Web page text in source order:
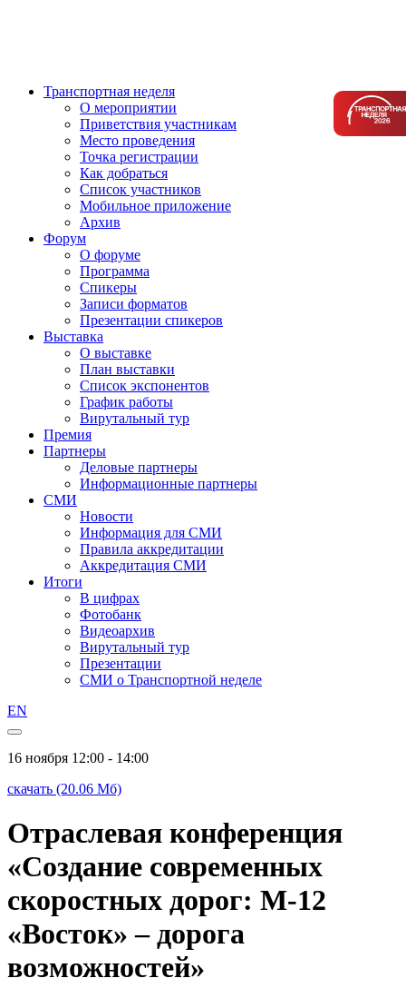
Транспортная неделя
О мероприятии
Приветствия участникам
Место проведения
Точка регистрации
Как добраться
Список участников
Мобильное приложение
Архив
Форум
О форуме
Программа
Спикеры
Записи форматов
Презентации спикеров
Выставка
О выставке
План выставки
Список экспонентов
График работы
Вирутальный тур
Премия
Партнеры
Деловые партнеры
Информационные партнеры
СМИ
Новости
Информация для СМИ
Правила аккредитации
Аккредитация СМИ
Итоги
В цифрах
Фотобанк
Видеоархив
Вирутальный тур
Презентации
СМИ о Транспортной неделе
EN
16 ноября 12:00 - 14:00
скачать (20.06 Мб)
Отраслевая конференция
«Создание современных
скоростных дорог: М-12
«Восток» – дорога
возможностей»